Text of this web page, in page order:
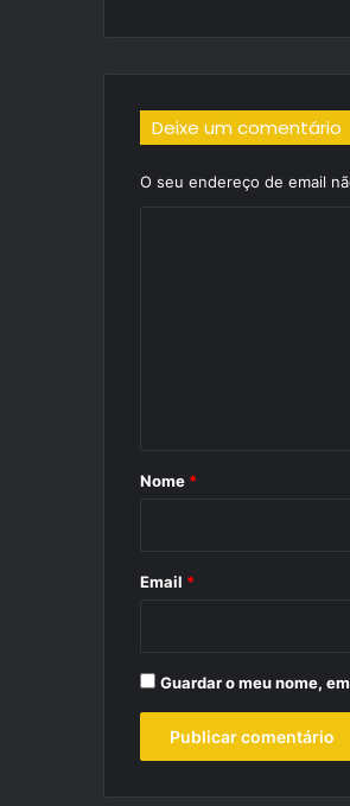
Deixe um comentário
O seu endereço de email
r
*
Nome *
Email *
Guardar o meu nome,